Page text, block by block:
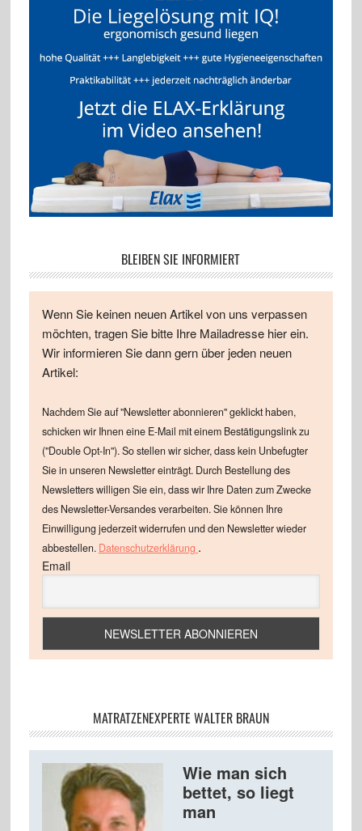
BLEIBEN SIE INFORMIERT
Wenn Sie keinen neuen Artikel von uns verpassen
möchten, tragen Sie bitte Ihre Mailadresse hier ein.
Wir informieren Sie dann gern über jeden neuen
Artikel:
Nachdem Sie auf "Newsletter abonnieren" geklickt haben,
schicken wir Ihnen eine E-Mail mit einem Bestätigungslink zu
("Double Opt-In"). So stellen wir sicher, dass kein Unbefugter
Sie in unseren Newsletter einträgt. Durch Bestellung des
Newsletters willigen Sie ein, dass wir Ihre Daten zum Zwecke
des Newsletter-Versandes verarbeiten. Sie können Ihre
Einwilligung jederzeit widerrufen und den Newsletter wieder
abbestellen. Datenschutzerklärung .
Email
MATRATZENEXPERTE WALTER BRAUN
Wie man sich
bettet, so liegt
man